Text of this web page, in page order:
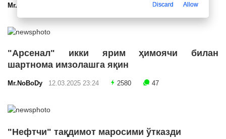
Mr.NoBoDy 47
"Арсенал" икки ярим ҳимоячи билан
шартнома имзолашга яқин
Mr.NoBoDy 12.03.2025 23:24 2580 47
"Нефтчи" тақдимот маросими ўтказди
Discard Allow